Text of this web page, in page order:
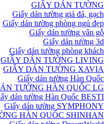
GIẤY DÁN TƯỜNG
Giấy dán tường giả đá, gạch
Giấy dán tường phòng ngủ đẹp
Giấy dán tường vân gỗ
Giấy dán tường 3d
Giấy dán tường phòng khách
GIẤY DÁN TƯỜNG LIVING
GIẤY DÁN TƯỜNG XAVIA
Giấy dán tường Hàn Quốc
TƯỜNG HÀN QUỐC LG
dán tường Hàn Quốc BESTI
Giấy dán tường SYMPHONY
HÀN QUỐC SHINHAN